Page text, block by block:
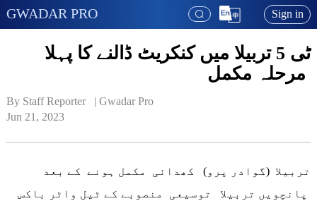
GWADAR PRO Sign in
ٹی 5 تربیلا میں کنکریٹ ڈالنے کا پہلا
مرحلہ مکمل
By Staff Reporter   | Gwadar Pro
Jun 21, 2023
تربیلا (گوادر پرو) کھدائی مکمل ہونے کے بعد
پانچویں تربیلا توسیعی منصوبے کے ٹیل واٹر باکس